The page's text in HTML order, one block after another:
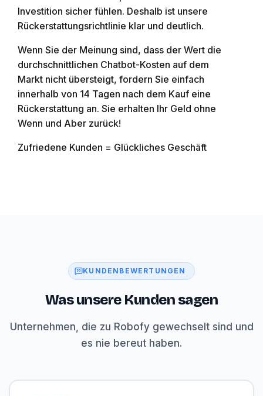
Investition sicher fühlen. Deshalb ist unsere
Rückerstattungsrichtlinie klar und deutlich.
Wenn Sie der Meinung sind, dass der Wert die
durchschnittlichen Chatbot-Kosten auf dem
Markt nicht übersteigt, fordern Sie einfach
innerhalb von 14 Tagen nach dem Kauf eine
Rückerstattung an. Sie erhalten Ihr Geld ohne
Wenn und Aber zurück!
Zufriedene Kunden = Glückliches Geschäft
KUNDENBEWERTUNGEN
Was unsere Kunden sagen
Unternehmen, die zu Robofy gewechselt sind und
es nie bereut haben.